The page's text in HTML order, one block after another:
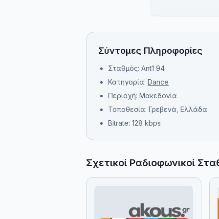
Σύντομες Πληροφορίες
Σταθμός: Ant1 94
Κατηγορία: Dance
Περιοχή: Μακεδονία
Τοποθεσία: Γρεβενά, Ελλάδα
Bitrate: 128 kbps
Σχετικοί Ραδιοφωνικοί